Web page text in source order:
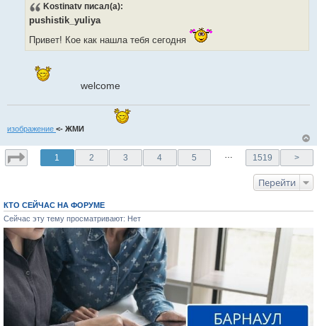
Kostinatv писал(а):
pushistik_yuliya
Привет! Кое как нашла тебя сегодня
welcome
изображение <- ЖМИ
1 2 3 4 5 … 1519 >
Перейти
КТО СЕЙЧАС НА ФОРУМЕ
Сейчас эту тему просматривают: Нет